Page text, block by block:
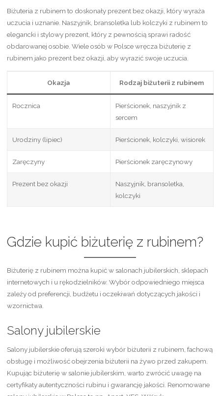
Biżuteria z rubinem to doskonały prezent bez okazji, który wyraża
uczucia i uznanie. Naszyjnik, bransoletka lub kolczyki z rubinem to
elegancki i stylowy prezent, który z pewnością sprawi radość
obdarowanej osobie. Wiele osób w Polsce wręcza biżuterię z
rubinem jako prezent bez okazji, aby wyrazić swoje uczucia.
Okazja Rodzaj biżuterii z rubinem
Rocznica
Pierścionek, naszyjnik z
sercem
Urodziny (lipiec) Pierścionek, kolczyki, wisiorek
Zaręczyny Pierścionek zaręczynowy
Prezent bez okazji
Naszyjnik, bransoletka,
kolczyki
Gdzie kupić biżuterię z rubinem?
Biżuterię z rubinem można kupić w salonach jubilerskich, sklepach
internetowych i u rękodzielników. Wybór odpowiedniego miejsca
zależy od preferencji, budżetu i oczekiwań dotyczących jakości i
wzornictwa.
Salony jubilerskie
Salony jubilerskie oferują szeroki wybór biżuterii z rubinem, fachową
obsługę i możliwość obejrzenia biżuterii na żywo przed zakupem.
Kupując biżuterię w salonie jubilerskim, warto zwrócić uwagę na
certyfikaty autentyczności rubinu i gwarancję jakości. Renomowane